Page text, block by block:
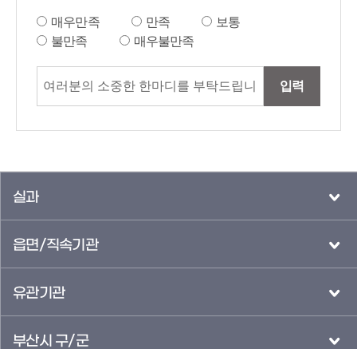
매우만족 만족
보통
불만족
매우불만족
입력
실과
읍면/직속기관
유관기관
부산시 구/군